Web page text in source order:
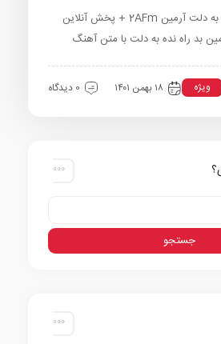
متن آهنگ بد راه نده به دلت آرمین 2AFm + پخش آنلاین
بد راه نده به دلت با متن آهنگ
ویژه ۱۸ بهمن ۱۴۰۱ 0 دیدگاه